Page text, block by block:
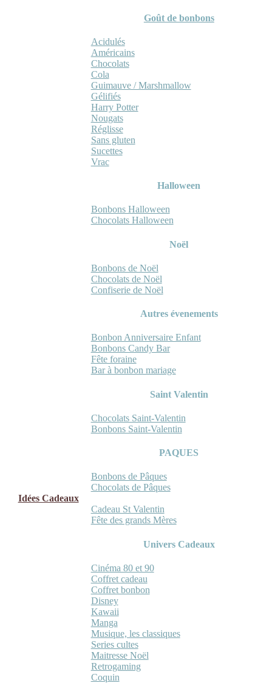
Goût de bonbons
Acidulés
Américains
Chocolats
Cola
Guimauve / Marshmallow
Gélifiés
Harry Potter
Nougats
Réglisse
Sans gluten
Sucettes
Vrac
Halloween
Bonbons Halloween
Chocolats Halloween
Noël
Bonbons de Noël
Chocolats de Noël
Confiserie de Noël
Autres évenements
Bonbon Anniversaire Enfant
Bonbons Candy Bar
Fête foraine
Bar à bonbon mariage
Saint Valentin
Chocolats Saint-Valentin
Bonbons Saint-Valentin
PAQUES
Bonbons de Pâques
Chocolats de Pâques
Idées Cadeaux
Cadeau St Valentin
Fête des grands Mères
Univers Cadeaux
Cinéma 80 et 90
Coffret cadeau
Coffret bonbon
Disney
Kawaii
Manga
Musique, les classiques
Series cultes
Maitresse Noël
Retrogaming
Coquin